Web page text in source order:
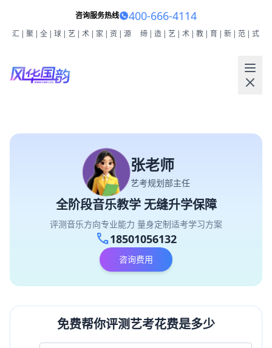
咨询服务热线 400-666-4114
汇|聚|全|球|艺|术|家|资|源 缔|造|艺|术|教|育|新|范|式
张老师
艺考规划部主任
全阶段音乐教学 无缝升学保障
评测音乐方向专业能力 量身定制适考学习方案
call18501056132
咨询费用
免费帮你评测艺考花费是多少